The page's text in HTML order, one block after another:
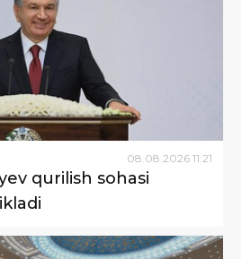
08.08.2026 11:21
qurilish sohasi